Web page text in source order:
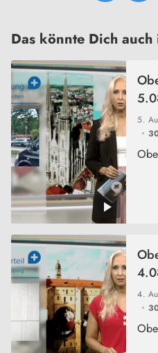
Das könnte Dich
5.
4.